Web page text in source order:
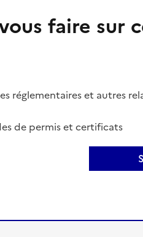
faire sur
réglementaires et autres
de permis et certificats